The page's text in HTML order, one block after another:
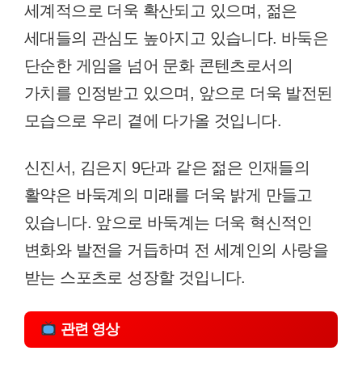
세계적으로 더욱 확산되고 있으며, 젊은
세대들의 관심도 높아지고 있습니다. 바둑은
단순한 게임을 넘어 문화 콘텐츠로서의
가치를 인정받고 있으며, 앞으로 더욱 발전된
모습으로 우리 곁에 다가올 것입니다.
신진서, 김은지 9단과 같은 젊은 인재들의
활약은 바둑계의 미래를 더욱 밝게 만들고
있습니다. 앞으로 바둑계는 더욱 혁신적인
변화와 발전을 거듭하며 전 세계인의 사랑을
받는 스포츠로 성장할 것입니다.
관련 영상